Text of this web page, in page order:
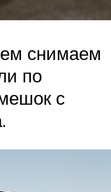
снимаем
по
с